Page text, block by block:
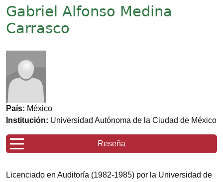
Gabriel Alfonso Medina
Carrasco
País: México
Institución: Universidad Autónoma de la Ciudad de México
Reseña
Licenciado en Auditoría (1982-1985) por la Universidad de